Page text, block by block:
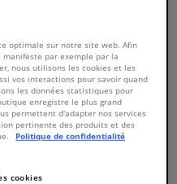
optimale sur notre site web. Afin
par exemple par la
nous utilisons les cookies et les
vos interactions pour savoir quand
les données statistiques pour
enregistre le plus grand
permettent d'adapter nos services
pertinente des produits et des
Politique de confidentialité
cookies